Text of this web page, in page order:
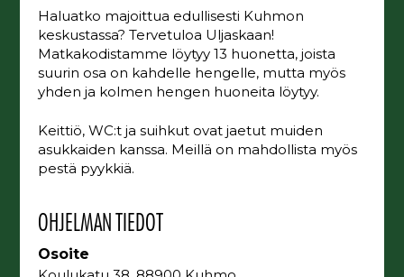
Haluatko majoittua edullisesti Kuhmon
keskustassa? Tervetuloa Uljaskaan!
Matkakodistamme löytyy 13 huonetta, joista
suurin osa on kahdelle hengelle, mutta myös
yhden ja kolmen hengen huoneita löytyy.
Keittiö, WC:t ja suihkut ovat jaetut muiden
asukkaiden kanssa. Meillä on mahdollista myös
pestä pyykkiä.
OHJELMAN TIEDOT
Osoite